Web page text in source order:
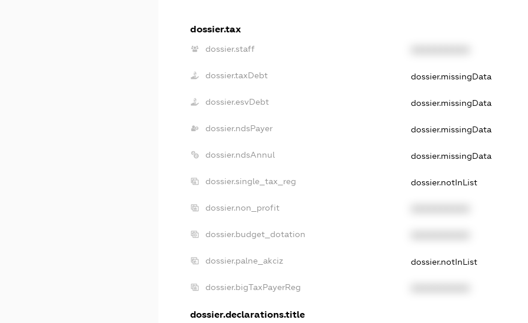
dossier.tax
dossier.staff
dossier.taxDebt dossier.missingData
dossier.esvDebt dossier.missingData
dossier.ndsPayer dossier.missingData
dossier.ndsAnnul dossier.missingData
dossier.single_tax_reg dossier.notInList
dossier.non_profit
dossier.budget_dotation
dossier.palne_akciz dossier.notInList
dossier.bigTaxPayerReg
dossier.declarations.title